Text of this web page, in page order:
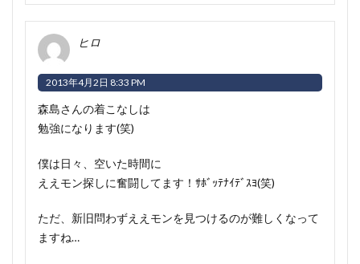
ヒロ
2013年4月2日 8:33 PM
森島さんの着こなしは
勉強になります(笑)
僕は日々、空いた時間に
ええモン探しに奮闘してます！ｻﾎﾞｯﾃﾅｲﾃﾞｽﾖ(笑)
ただ、新旧問わずええモンを見つけるのが難しくなって
ますね…